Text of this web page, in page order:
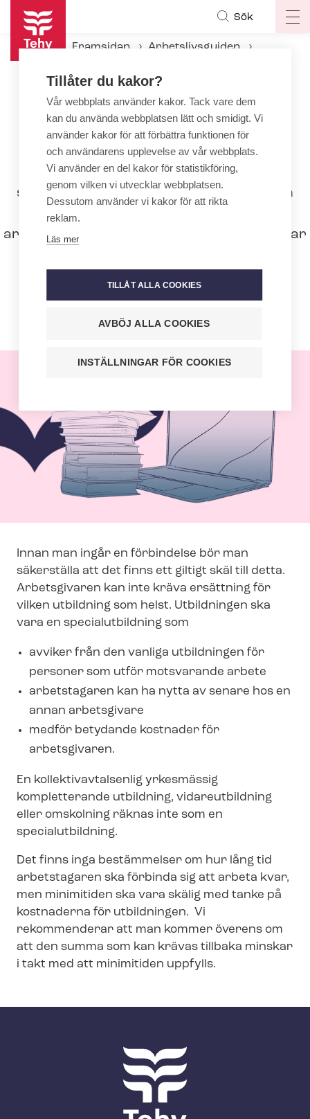
Hoppa
huvudinnehåll
Sök
Framsidan
Arbetslivsguiden
Återbetalning av ut­bild­nings­
kost­na­der
Om arbetsgivaren bekostar en
specialutbildning för arbetstagaren, kan
arbetsgivaren som gengäld kräva att
arbetstagaren förbinder sig att stanna kvar
arbetstagaren ersätta kostnaderna för
utbildningen.
Innan man ingår en förbindelse bör man
säkerställa att det finns ett giltigt skäl till detta.
Arbetsgivaren kan inte kräva ersättning för
vilken utbildning som helst. Utbildningen ska
vara en specialutbildning som
avviker från den vanliga utbildningen för
personer som utför motsvarande arbete
arbetstagaren kan ha nytta av senare hos en
annan arbetsgivare
medför betydande kostnader för
arbetsgivaren.
En kol­lek­tivav­tal­sen­lig yrkesmässig
kompletterande utbildning, vidareutbildning
eller omskolning räknas inte som en
specialutbildning.
Det finns inga bestämmelser om hur lång tid
arbetstagaren ska förbinda sig att arbeta kvar,
men minimitiden ska vara skälig med tanke på
kostnaderna för utbildningen. Vi
rekommenderar att man kommer överens om
att den summa som kan krävas tillbaka minskar
i takt med att minimitiden uppfylls.
Tillåter du kakor?
Vår webbplats använder kakor. Tack vare dem
kan du använda webbplatsen lätt och smidigt. Vi
använder kakor för att förbättra funktionen för
och användarens upplevelse av vår webbplats.
Vi använder en del kakor för statistikföring,
genom vilken vi utvecklar webbplatsen.
Dessutom använder vi kakor för att rikta
reklam.
Läs mer
TILLÅT ALLA COOKIES
AVBÖJ ALLA COOKIES
INSTÄLLNINGAR FÖR COOKIES